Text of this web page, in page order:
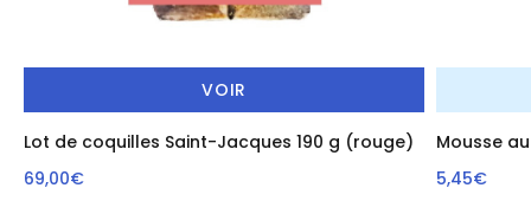
VOIR
Lot de coquilles Saint-Jacques 190 g (rouge)
69,00€
Mousse
5,45€